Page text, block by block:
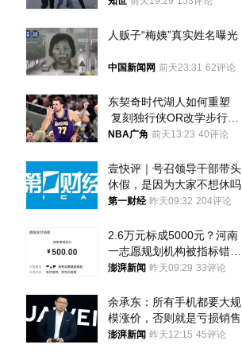
人贩子“梅姨”真实姓名曝光
中国新闻网 前天23:31 62评论
东契奇时代湖人如何重塑
复刻独行侠OR改学步行
者？
NBA广角 前天13:23 40评论
壹快评｜号召领导干部带头
休假，是因为大家不想休吗
第一财经 昨天09:32 204评论
2.6万元标成5000元？河南
一志愿规划机构被指标错学
费致考生复读
澎湃新闻 昨天09:29 33评论
余承东：所有手机都要大规
模涨价，否则就是亏损销售
澎湃新闻 昨天12:15 45评论